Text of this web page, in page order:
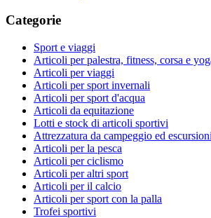
Categorie
Sport e viaggi
Articoli per palestra, fitness, corsa e
Articoli per viaggi
Articoli per sport invernali
Articoli per sport d'acqua
Articoli da equitazione
Lotti e stock di articoli sportivi
Attrezzatura da campeggio ed
Articoli per la pesca
Articoli per ciclismo
Articoli per altri sport
Articoli per il calcio
Articoli per sport con la palla
Trofei sportivi